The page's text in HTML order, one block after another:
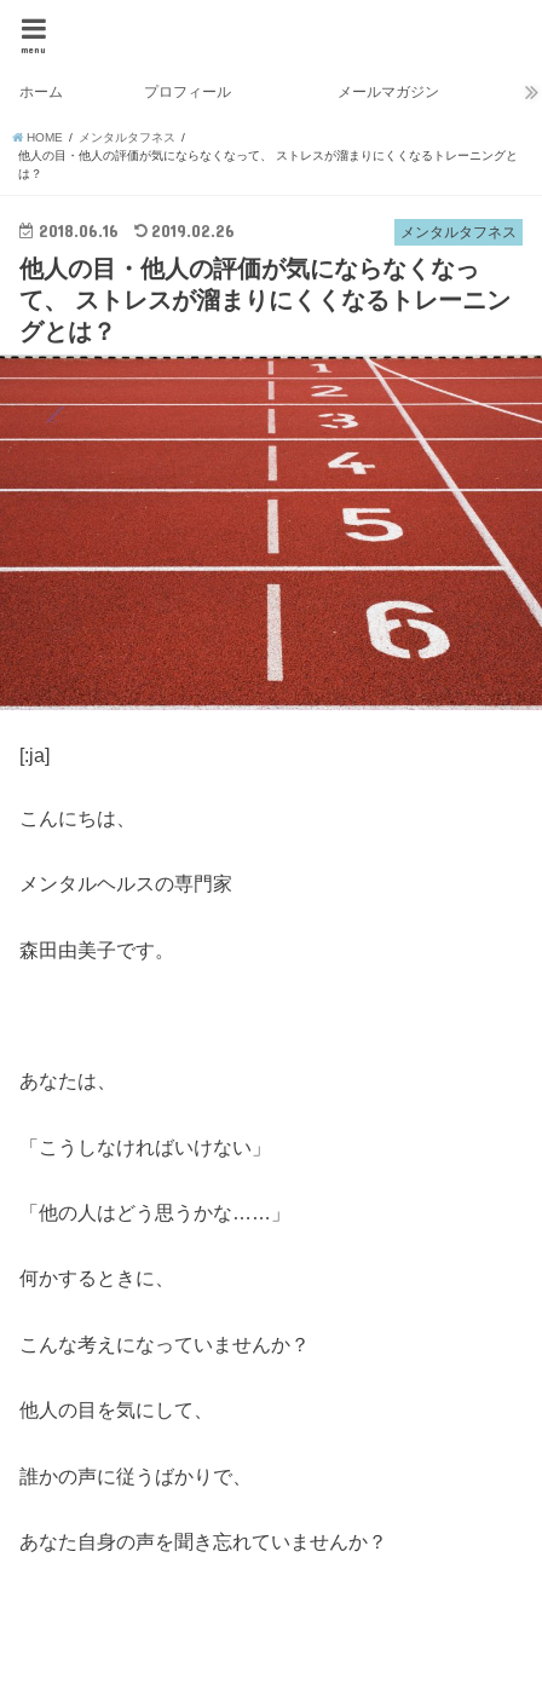
menu
ホーム プロフィール メールマガジン
HOME
メンタルタフネス
他人の目・他人の評価が気にならなくなって、 ストレスが溜まりにくくなるトレーニングと
は？
メンタルタフネス
2018.06.16 2019.02.26
他人の目・他人の評価が気にならなくなっ
て、 ストレスが溜まりにくくなるトレーニン
グとは？
[:ja]
こんにちは、
メンタルヘルスの専門家
森田由美子です。
あなたは、
「こうしなければいけない」
「他の人はどう思うかな……」
何かするときに、
こんな考えになっていませんか？
他人の目を気にして、
誰かの声に従うばかりで、
あなた自身の声を聞き忘れていませんか？